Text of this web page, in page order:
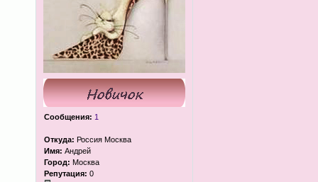
Сообщения: 1
Откуда: Россия Москва
Имя: Андрей
Город: Москва
Репутация: 0